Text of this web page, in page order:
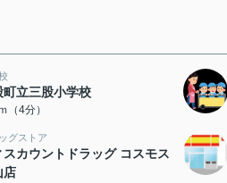
町立三股小学校
（4分）
グストア
スカウントドラッグ コスモス
店